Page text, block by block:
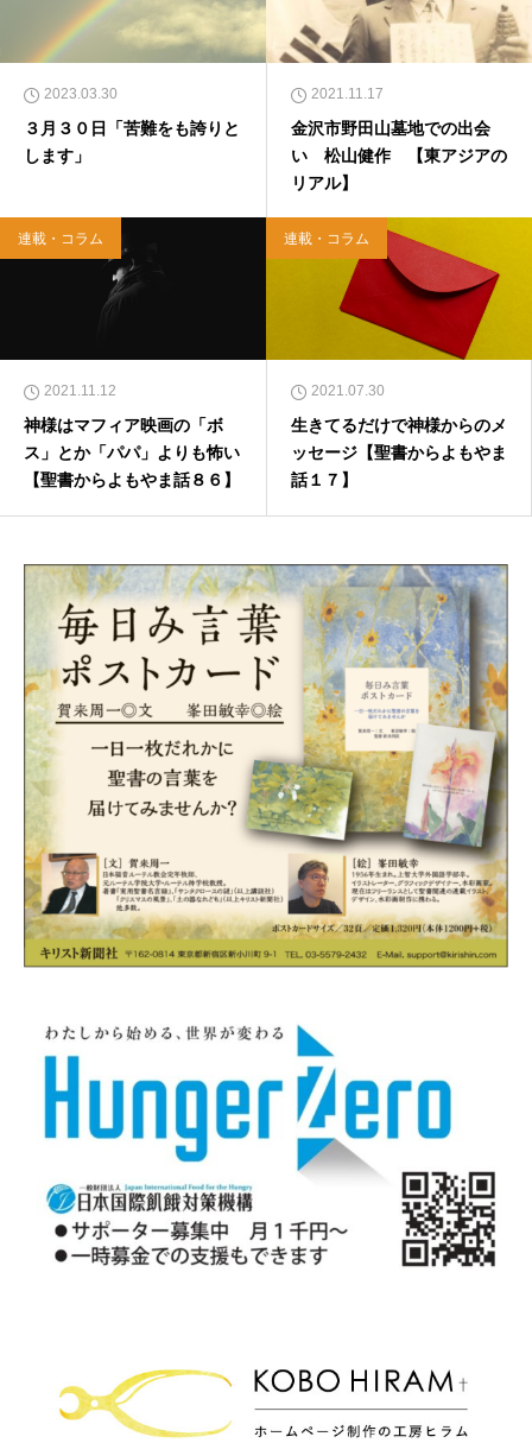
2023.03.30
３月３０日「苦難をも誇りと
します」
2021.11.17
金沢市野田山墓地での出会
い 松山健作 【東アジアの
リアル】
連載・コラム
2021.11.12
神様はマフィア映画の「ボ
ス」とか「パパ」よりも怖い
【聖書からよもやま話８６】
連載・コラム
2021.07.30
生きてるだけで神様からのメ
ッセージ【聖書からよもやま
話１７】